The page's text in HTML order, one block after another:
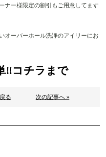
ナー様限定の割引もご用意してます
オーバーホール洗浄のアイリーにお
‼️コチラまで
る 次の記事へ »